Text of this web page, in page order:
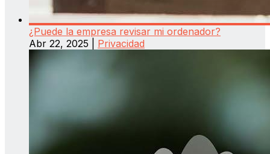
¿Puede la empresa revisar mi ordenador?
Abr 22, 2025
Privacidad